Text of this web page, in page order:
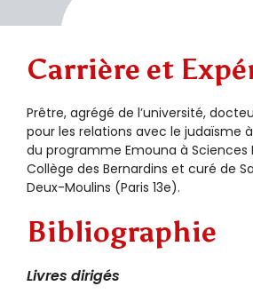
Carrière et
Prêtre, agrégé de l’université,
pour les relations avec le judaïsme
du programme Emouna à Sciences
Collège des Bernardins et curé de
Deux-Moulins (Paris 13e).
Bibliographie
Livres dirigés